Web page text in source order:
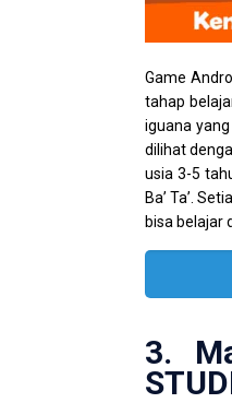
Game
tahap
iguana
dilihat
usia 3-5
Ba’ Ta’.
bisa belajar
3.